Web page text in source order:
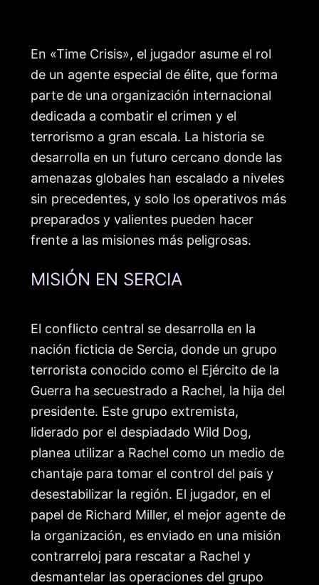
En «Time Crisis», el jugador asume el rol
de un agente especial de élite, que forma
parte de una organización internacional
dedicada a combatir el crimen y el
terrorismo a gran escala. La historia se
desarrolla en un futuro cercano donde las
amenazas globales han escalado a niveles
sin precedentes, y solo los operativos más
preparados y valientes pueden hacer
frente a las misiones más peligrosas.
MISIÓN EN SERCIA
El conflicto central se desarrolla en la
nación ficticia de Sercia, donde un grupo
terrorista conocido como el Ejército de la
Guerra ha secuestrado a Rachel, la hija del
presidente. Este grupo extremista,
liderado por el despiadado Wild Dog,
planea utilizar a Rachel como un medio de
chantaje para tomar el control del país y
desestabilizar la región. El jugador, en el
papel de Richard Miller, el mejor agente de
la organización, es enviado en una misión
contrarreloj para rescatar a Rachel y
desmantelar las operaciones del grupo